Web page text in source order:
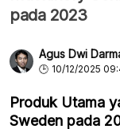
pada 2023
Agus Dwi
10/12/2025
Produk Utama
Sweden pada